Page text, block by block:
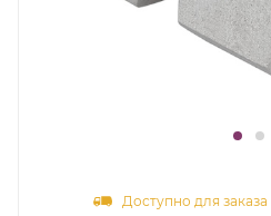
Доступно для заказа